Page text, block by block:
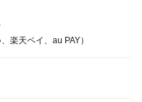
楽天ペイ、au PAY）